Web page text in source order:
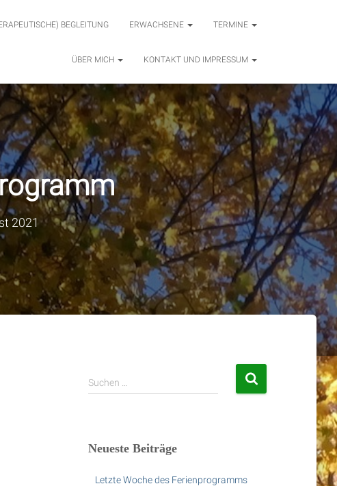
BEGLEITUNG ERWACHSENE TERMINE
ÜBER MICH KONTAKT UND IMPRESSUM
2021
S
u
n
Suchen …
Neueste Beiträge
Letzte Woche des Ferienprogramms